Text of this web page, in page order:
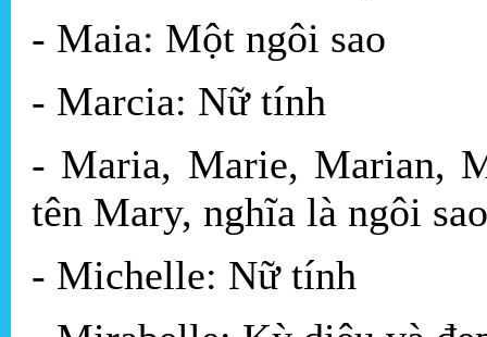
- Maia: Một ngôi sao
- Marcia: Nữ tính
- Maria, Marie, Marian,
tên Mary, nghĩa là ngôi
- Michelle: Nữ tính